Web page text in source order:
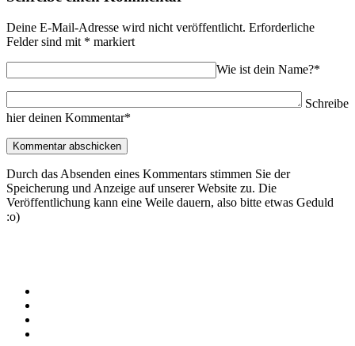
Deine E-Mail-Adresse wird nicht veröffentlicht. Erforderliche
Felder sind mit * markiert
Wie ist dein Name?*
Schreibe
hier deinen Kommentar*
Durch das Absenden eines Kommentars stimmen Sie der
Speicherung und Anzeige auf unserer Website zu. Die
Veröffentlichung kann eine Weile dauern, also bitte etwas Geduld
:o)